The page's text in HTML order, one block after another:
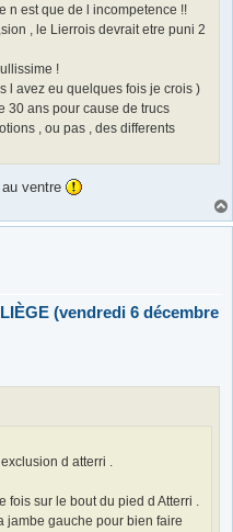
n est que de l incompetence !!
, le Lierrois devrait etre puni 2
!
l avez eu quelques fois je crois )
30 ans pour cause de trucs
, ou pas , des differents
ventre
(vendredi 6 décembre
d atterri .
fois sur le bout du pied d Atterri .
jambe gauche pour bien faire